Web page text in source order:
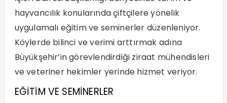
hayvancılık konularında çiftçilere yönelik
uygulamalı eğitim ve seminerler düzenleniyor.
Köylerde bilinci ve verimi arttırmak adına
Büyükşehir’in görevlendirdiği ziraat mühendisleri
ve veteriner hekimler yerinde hizmet veriyor.
EĞİTİM VE SEMİNERLER